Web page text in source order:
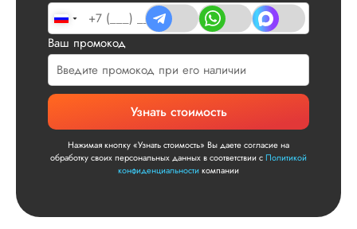
Ваш промокод
Узнать стоимость
Нажимая кнопку «Узнать стоимость» Вы даете согласие на
обработку своих персональных данных в соответствии сПолитикой
конфиденциальностикомпании
и сказал...
улыбкой! Спасибо.
Ответ от
Сергей
Диссертация